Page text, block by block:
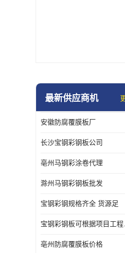
最新供应商机
安徽防腐覆膜板厂
长沙宝钢彩钢板公司
亳州马钢彩涂卷代理
滁州马钢彩钢板批发
宝钢彩钢规格齐全 货源足
宝
亳州防腐覆膜板价格